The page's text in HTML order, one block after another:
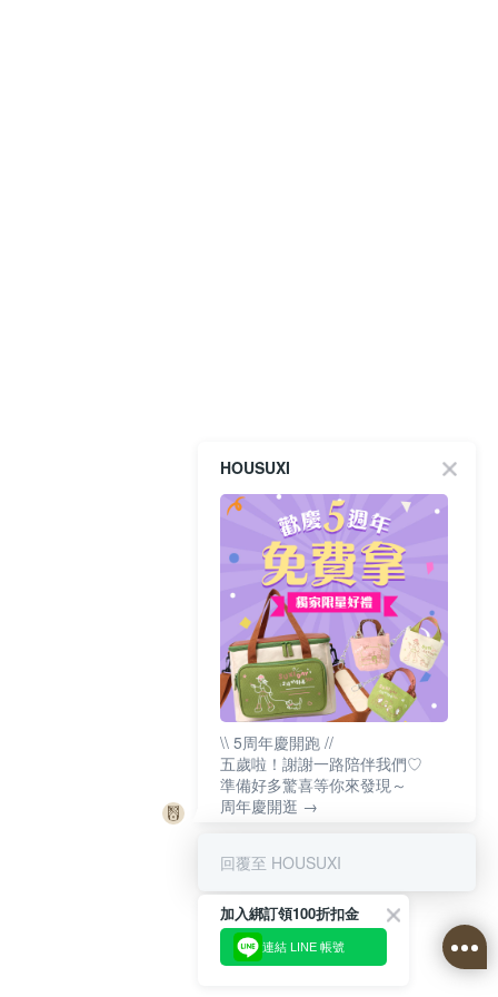
HOUSUXI
\\ 5周年慶開跑 //
五歲啦！謝謝一路陪伴我們♡
準備好多驚喜等你來發現～
周年慶開逛 →
回覆至 HOUSUXI
加入綁訂領100折扣金
連結 LINE 帳號